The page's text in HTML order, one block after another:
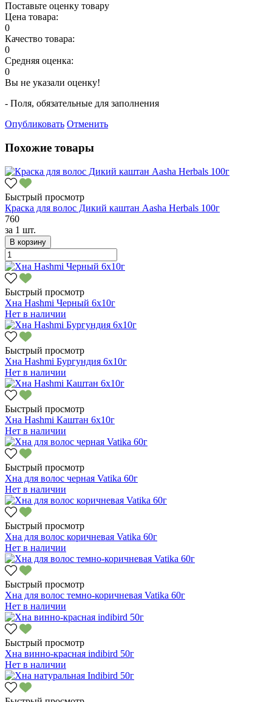
Поставьте оценку товару
Цена товара:
0
Качество товара:
0
Средняя оценка:
0
Вы не указали оценку!
- Поля, обязательные для заполнения
Опубликовать Отменить
Похожие товары
Быстрый просмотр
Краска для волос Дикий каштан Aasha Herbals 100г
760
за 1 шт.
В корзину
Быстрый просмотр
Хна Hashmi Черный 6х10г
Нет в наличии
Быстрый просмотр
Хна Hashmi Бургундия 6х10г
Нет в наличии
Быстрый просмотр
Хна Hashmi Каштан 6х10г
Нет в наличии
Быстрый просмотр
Хна для волос черная Vatika 60г
Нет в наличии
Быстрый просмотр
Хна для волос коричневая Vatika 60г
Нет в наличии
Быстрый просмотр
Хна для волос темно-коричневая Vatika 60г
Нет в наличии
Быстрый просмотр
Хна винно-красная indibird 50г
Нет в наличии